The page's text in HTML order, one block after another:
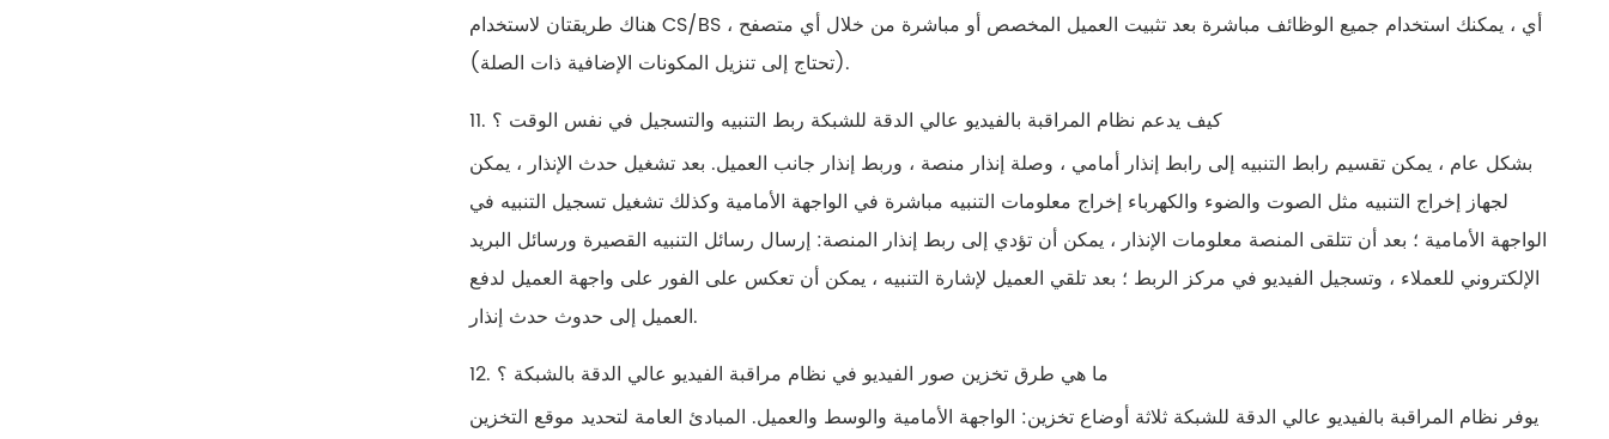
هناك طريقتان لاستخدام CS/BS ، أي ، يمكنك استخدام جميع الوظائف مباشرة بعد تثبيت العميل المخصص أو مباشرة من خلال أي متصفح
(تحتاج إلى تنزيل المكونات الإضافية ذات الصلة).
11. كيف يدعم نظام المراقبة بالفيديو عالي الدقة للشبكة ربط التنبيه والتسجيل في نفس الوقت ؟
بشكل عام ، يمكن تقسيم رابط التنبيه إلى رابط إنذار أمامي ، وصلة إنذار منصة ، وربط إنذار جانب العميل. بعد تشغيل حدث الإنذار ، يمكن
لجهاز إخراج التنبيه مثل الصوت والضوء والكهرباء إخراج معلومات التنبيه مباشرة في الواجهة الأمامية وكذلك تشغيل تسجيل التنبيه في
الواجهة الأمامية ؛ بعد أن تتلقى المنصة معلومات الإنذار ، يمكن أن تؤدي إلى ربط إنذار المنصة: إرسال رسائل التنبيه القصيرة ورسائل البريد
الإلكتروني للعملاء ، وتسجيل الفيديو في مركز الربط ؛ بعد تلقي العميل لإشارة التنبيه ، يمكن أن تعكس على الفور على واجهة العميل لدفع
العميل إلى حدوث حدث إنذار.
12. ما هي طرق تخزين صور الفيديو في نظام مراقبة الفيديو عالي الدقة بالشبكة ؟
يوفر نظام المراقبة بالفيديو عالي الدقة للشبكة ثلاثة أوضاع تخزين: الواجهة الأمامية والوسط والعميل. المبادئ العامة لتحديد موقع التخزين